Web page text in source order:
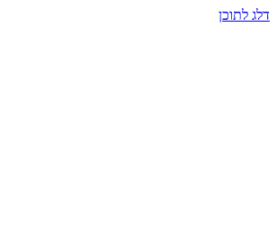
דלג לתוכן